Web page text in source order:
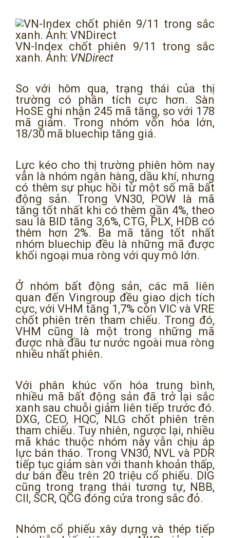
VN-Index chốt phiên 9/11 trong sắc
xanh. Ảnh: VNDirect
So với hôm qua, trạng thái của thị
trường có phần tích cực hơn. Sàn
HoSE ghi nhận 245 mã tăng, so với 178
mã giảm. Trong nhóm vốn hóa lớn,
18/30 mã bluechip tăng giá.
Lực kéo cho thị trường phiên hôm nay
vẫn là nhóm ngân hàng, dầu khí, nhưng
có thêm sự phục hồi từ một số mã bất
động sản. Trong VN30, POW là mã
tăng tốt nhất khi có thêm gần 4%, theo
sau là BID tăng 3,6%, CTG, PLX, HDB có
thêm hơn 2%. Ba mã tăng tốt nhất
nhóm bluechip đều là những mã được
khối ngoại mua ròng với quy mô lớn.
Ở nhóm bất động sản, các mã liên
quan đến Vingroup đều giao dịch tích
cực, với VHM tăng 1,7% còn VIC và VRE
chốt phiên trên tham chiếu. Trong đó,
VHM cũng là một trong những mã
được nhà đầu tư nước ngoài mua ròng
nhiều nhất phiên.
Với phân khúc vốn hóa trung bình,
nhiều mã bất động sản đã trở lại sắc
xanh sau chuỗi giảm liên tiếp trước đó.
DXG, CEO, HQC, NLG chốt phiên trên
tham chiếu. Tuy nhiên, ngược lại, nhiều
mã khác thuộc nhóm này vẫn chịu áp
lực bán tháo. Trong VN30, NVL và PDR
tiếp tục giảm sàn với thanh khoản thấp,
dư bán đều trên 20 triệu cổ phiếu. DIG
cũng trong trạng thái tương tự, NBB,
CII, SCR, QCG đóng cửa trong sắc đỏ.
Nhóm cổ phiếu xây dựng và thép tiếp